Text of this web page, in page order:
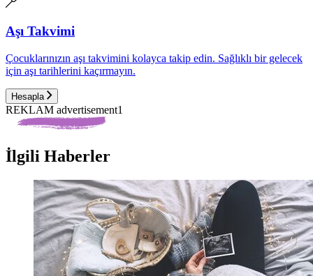
Aşı Takvimi
Çocuklarınızın aşı takvimini kolayca takip edin. Sağlıklı bir gelecek
için aşı tarihlerini kaçırmayın.
Hesapla
REKLAM advertisement1
İlgili Haberler